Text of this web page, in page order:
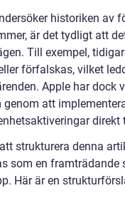
historiken av
är det tydligt att
Till exempel,
förfalskas, vilket
Apple har dock
genom att
direkt
strukturera denna
som en framträdande
Här är en